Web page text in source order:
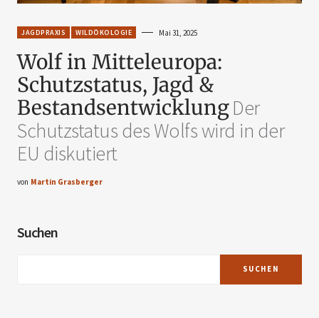
JAGDPRAXIS WILDÖKOLOGIE Mai 31, 2025
Wolf in Mitteleuropa:
Schutzstatus, Jagd &
BestandsentwicklungDer
Schutzstatus des Wolfs wird in der
EU diskutiert
von Martin Grasberger
Suchen
SUCHEN